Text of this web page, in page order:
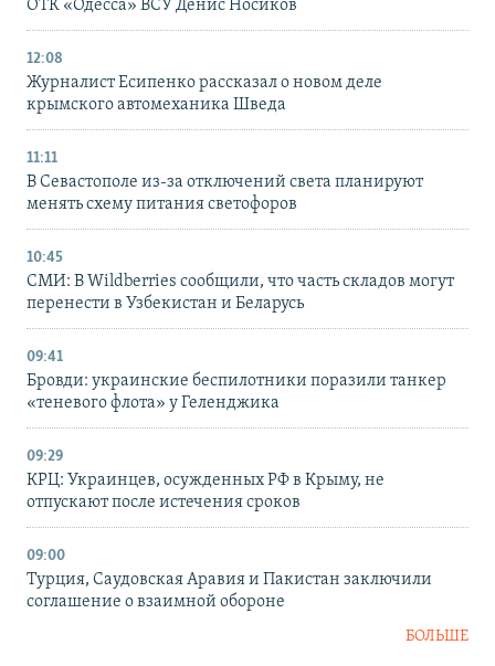
ОТК «Одесса» ВСУ Денис Носиков
12:08
Журналист Есипенко рассказал о новом деле
крымского автомеханика Шведа
11:11
В Севастополе из-за отключений света планируют
менять схему питания светофоров
10:45
СМИ: В Wildberries сообщили, что часть складов могут
перенести в Узбекистан и Беларусь
09:41
Бровди: украинские беспилотники поразили танкер
«теневого флота» у Геленджика
09:29
КРЦ: Украинцев, осужденных РФ в Крыму, не
отпускают после истечения сроков
09:00
Турция, Саудовская Аравия и Пакистан заключили
соглашение о взаимной обороне
БОЛЬШЕ